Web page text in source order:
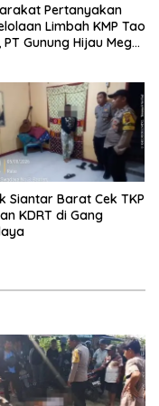
Pertanyakan
Limbah KMP Tao
PT Gunung Hijau Mega
Siantar Barat Cek TKP
KDRT di Gang